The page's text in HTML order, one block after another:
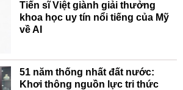
Tiến sĩ Việt giành giải thưởng
khoa học uy tín nổi tiếng của Mỹ
về AI
51 năm thống nhất đất nước:
Khơi thông nguồn lực tri thức